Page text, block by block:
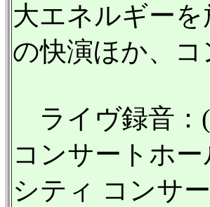
大エネルギー
の快演ほか、
ライヴ録音：
コンサートホー
シティ コンサ